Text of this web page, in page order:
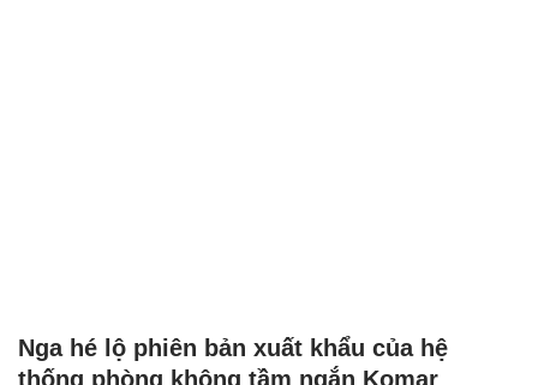
Nga hé lộ phiên bản xuất khẩu của hệ
thống phòng không tầm ngắn Komar